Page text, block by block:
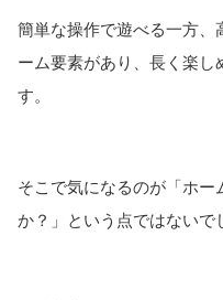
簡単な操作で遊べる一方、
ーム要素があり、長く楽し
す。
そこで気になるのが「ホ
か？」という点ではないで